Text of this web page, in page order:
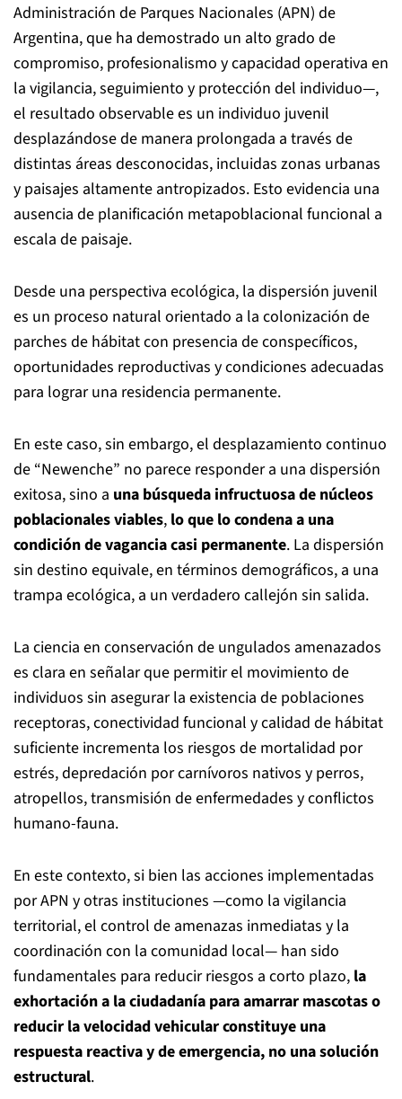
Administración de Parques Nacionales (APN) de
Argentina, que ha demostrado un alto grado de
compromiso, profesionalismo y capacidad operativa en
la vigilancia, seguimiento y protección del individuo—,
el resultado observable es un individuo juvenil
desplazándose de manera prolongada a través de
distintas áreas desconocidas, incluidas zonas urbanas
y paisajes altamente antropizados. Esto evidencia una
ausencia de planificación metapoblacional funcional a
escala de paisaje.
Desde una perspectiva ecológica, la dispersión juvenil
es un proceso natural orientado a la colonización de
parches de hábitat con presencia de conspecíficos,
oportunidades reproductivas y condiciones adecuadas
para lograr una residencia permanente.
En este caso, sin embargo, el desplazamiento continuo
de “Newenche” no parece responder a una dispersión
exitosa, sino a una búsqueda infructuosa de núcleos
poblacionales viables, lo que lo condena a una
condición de vagancia casi permanente. La dispersión
sin destino equivale, en términos demográficos, a una
trampa ecológica, a un verdadero callejón sin salida.
La ciencia en conservación de ungulados amenazados
es clara en señalar que permitir el movimiento de
individuos sin asegurar la existencia de poblaciones
receptoras, conectividad funcional y calidad de hábitat
suficiente incrementa los riesgos de mortalidad por
estrés, depredación por carnívoros nativos y perros,
atropellos, transmisión de enfermedades y conflictos
humano-fauna.
En este contexto, si bien las acciones implementadas
por APN y otras instituciones —como la vigilancia
territorial, el control de amenazas inmediatas y la
coordinación con la comunidad local— han sido
fundamentales para reducir riesgos a corto plazo, la
exhortación a la ciudadanía para amarrar mascotas o
reducir la velocidad vehicular constituye una
respuesta reactiva y de emergencia, no una solución
estructural.